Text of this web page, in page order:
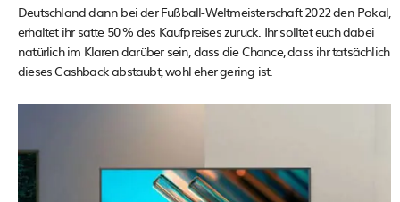
Deutschland dann bei der Fußball-Weltmeisterschaft 2022 den Pokal,
erhaltet ihr satte 50 % des Kaufpreises zurück. Ihr solltet euch dabei
natürlich im Klaren darüber sein, dass die Chance, dass ihr tatsächlich
dieses Cashback abstaubt, wohl eher gering ist.